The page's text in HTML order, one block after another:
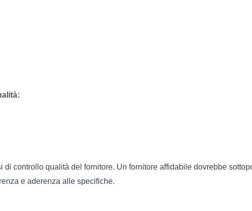
di controllo qualità del fornitore. Un fornitore affidabile dovrebbe
e aderenza alle specifiche.